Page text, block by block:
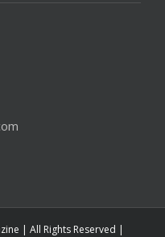
| All Rights Reserved |